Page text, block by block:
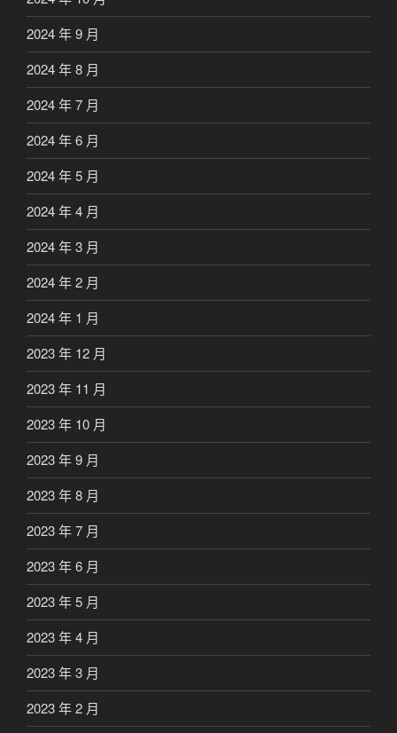
2024 年 9 月
2024 年 8 月
2024 年 7 月
2024 年 6 月
2024 年 5 月
2024 年 4 月
2024 年 3 月
2024 年 2 月
2024 年 1 月
2023 年 12 月
2023 年 11 月
2023 年 10 月
2023 年 9 月
2023 年 8 月
2023 年 7 月
2023 年 6 月
2023 年 5 月
2023 年 4 月
2023 年 3 月
2023 年 2 月